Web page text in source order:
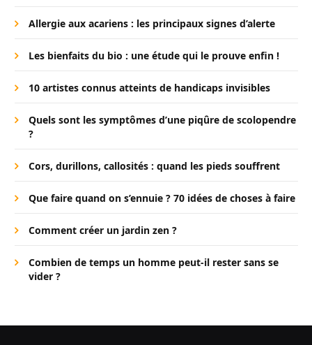
Allergie aux acariens : les principaux signes d’alerte
Les bienfaits du bio : une étude qui le prouve enfin !
10 artistes connus atteints de handicaps invisibles
Quels sont les symptômes d’une piqûre de scolopendre
?
Cors, durillons, callosités : quand les pieds souffrent
Que faire quand on s’ennuie ? 70 idées de choses à faire
Comment créer un jardin zen ?
Combien de temps un homme peut-il rester sans se
vider ?